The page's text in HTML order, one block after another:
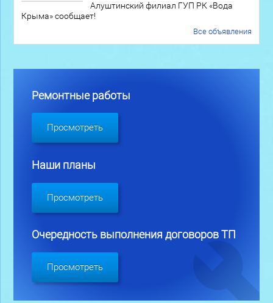
Алуштинский филиал ГУП РК «Вода
Крыма» сообщает!
Все объявления
Ремонтные работы
Просмотреть
Наши планы
Просмотреть
Очередность выполнения договоров ТП
Просмотреть